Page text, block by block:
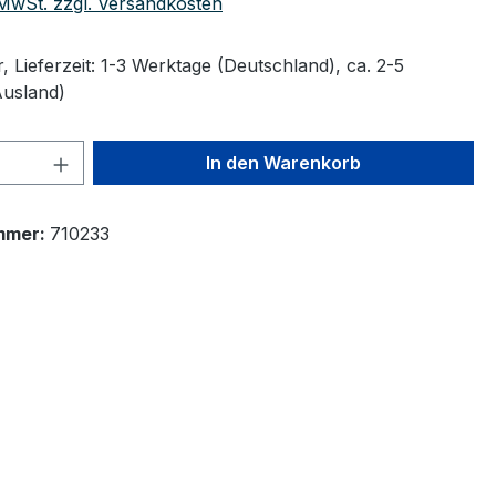
Lieferzeit: 1-3 Werktage (Deutschland), ca. 2-5
Anzahl: Gib den gewünschten Wert
In den Warenkorb
710233